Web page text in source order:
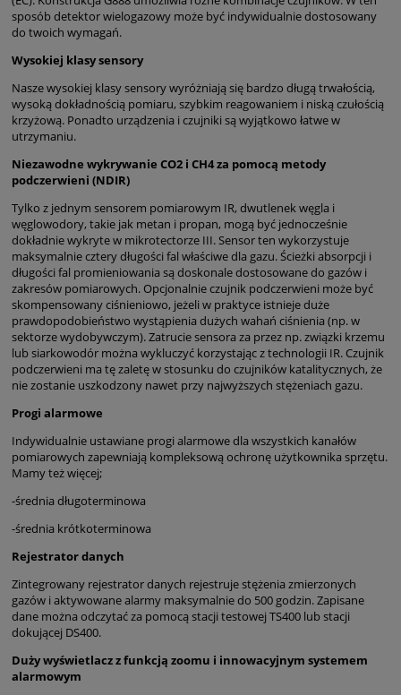
sposób detektor wielogazowy może być indywidualnie dostosowany
do twoich wymagań.
Wysokiej klasy sensory
Nasze wysokiej klasy sensory wyróżniają się bardzo długą trwałością,
wysoką dokładnością pomiaru, szybkim reagowaniem i niską czułością
krzyżową. Ponadto urządzenia i czujniki są wyjątkowo łatwe w
utrzymaniu.
Niezawodne wykrywanie CO2 i CH4 za pomocą metody
podczerwieni (NDIR)
Tylko z jednym sensorem pomiarowym IR, dwutlenek węgla i
węglowodory, takie jak metan i propan, mogą być jednocześnie
dokładnie wykryte w mikrotectorze III. Sensor ten wykorzystuje
maksymalnie cztery długości fal właściwe dla gazu. Ścieżki absorpcji i
długości fal promieniowania są doskonale dostosowane do gazów i
zakresów pomiarowych. Opcjonalnie czujnik podczerwieni może być
skompensowany ciśnieniowo, jeżeli w praktyce istnieje duże
prawdopodobieństwo wystąpienia dużych wahań ciśnienia (np. w
sektorze wydobywczym). Zatrucie sensora za przez np. związki krzemu
lub siarkowodór można wykluczyć korzystając z technologii IR. Czujnik
podczerwieni ma tę zaletę w stosunku do czujników katalitycznych, że
nie zostanie uszkodzony nawet przy najwyższych stężeniach gazu.
Progi alarmowe
Indywidualnie ustawiane progi alarmowe dla wszystkich kanałów
pomiarowych zapewniają kompleksową ochronę użytkownika sprzętu.
Mamy też więcej;
-średnia długoterminowa
-średnia krótkoterminowa
Rejestrator danych
Zintegrowany rejestrator danych rejestruje stężenia zmierzonych
gazów i aktywowane alarmy maksymalnie do 500 godzin. Zapisane
dane można odczytać za pomocą stacji testowej TS400 lub stacji
dokującej DS400.
Duży wyświetlacz z funkcją zoomu i innowacyjnym systemem
alarmowym